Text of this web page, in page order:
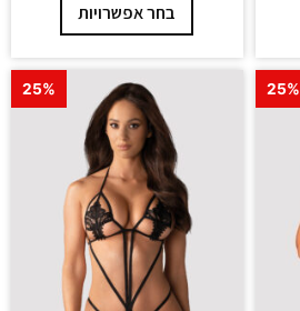
בחר אפשרויות
25%
25%